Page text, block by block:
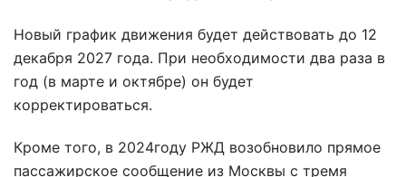
Новый график движения будет действовать до 12
декабря 2027 года. При необходимости два раза в
год (в марте и октябре) он будет
корректироваться.
Кроме того, в 2024году РЖД возобновило прямое
пассажирское сообщение из Москвы с тремя